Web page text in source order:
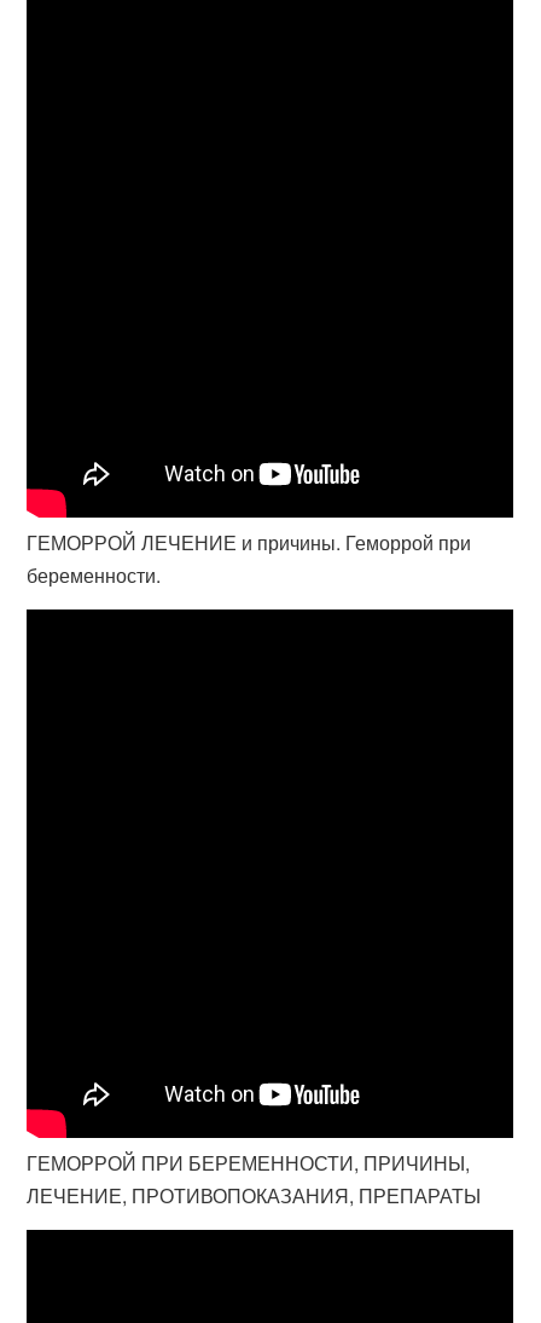
ГЕМОРРОЙ ЛЕЧЕНИЕ и причины. Геморрой при
беременности.
ГЕМОРРОЙ ПРИ БЕРЕМЕННОСТИ, ПРИЧИНЫ,
ЛЕЧЕНИЕ, ПРОТИВОПОКАЗАНИЯ, ПРЕПАРАТЫ